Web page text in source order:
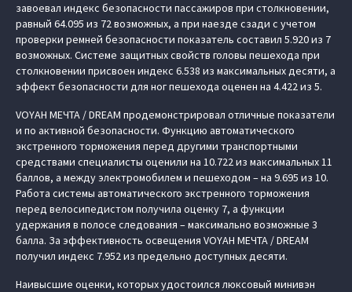
завоевал индекс безопасности пассажиров при столкновении,
равный 64.095 из 72 возможных, а при наезде сзади с учетом
проверки ремней безопасности показатель составил 5.920 из 7
возможных. Системе защитных свойств головы пешехода при
столкновении присвоен индекс 6.538 из максимальных десяти, а
эффект безопасности для ног пешехода оценен на 4.422 из 5.
VOYAH МЕЧТА / DREAM продемонстрировал отличные показатели
и по активной безопасности. Функцию автоматического
экстренного торможения перед другими транспортными
средствами специалисты оценили на 10.722 из максимальных 11
баллов, а между электромобилем и пешеходом – на 9.695 из 10.
Работа системы автоматического экстренного торможения
перед велосипедистом получила оценку 7, а функции
удержания в полосе следования – максимально возможные 3
балла. За эффективность освещения VOYAH МЕЧТА / DREAM
получил индекс 7.952 из предельно доступных десяти.
Наивысшие оценки, которых удостоился люксовый минивэн